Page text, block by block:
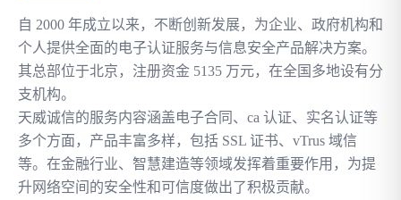
自 2000 年成立以来，不断创新发展，为企业、政府机构和
个人提供全面的电子认证服务与信息安全产品解决方案。
其总部位于北京，注册资金 5135 万元，在全国多地设有分
支机构。
天威诚信的服务内容涵盖电子合同、ca 认证、实名认证等
多个方面，产品丰富多样，包括 SSL 证书、vTrus 域信
等。在金融行业、智慧建造等领域发挥着重要作用，为提
升网络空间的安全性和可信度做出了积极贡献。